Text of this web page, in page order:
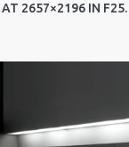
AT 2657×2196 IN F25.